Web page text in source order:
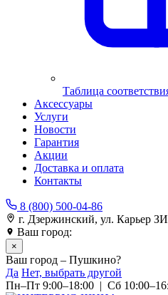
Таблица
Аксессуары
Услуги
Новости
Гарантия
Акции
Доставка и оплата
Контакты
8 (800) 500-04-86
г. Дзержинский, ул. Карьер
Ваш город:
×
Ваш город – Пушкино?
Да Нет, выбрать другой
Пн–Пт 9:00–18:00 | Сб